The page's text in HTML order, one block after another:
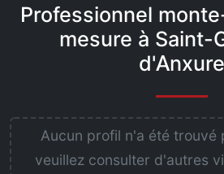
Professionnel
mesure à Saint-
d'Anxure
Aucun profil n'a été trouvé
veuillez consulter d'autres